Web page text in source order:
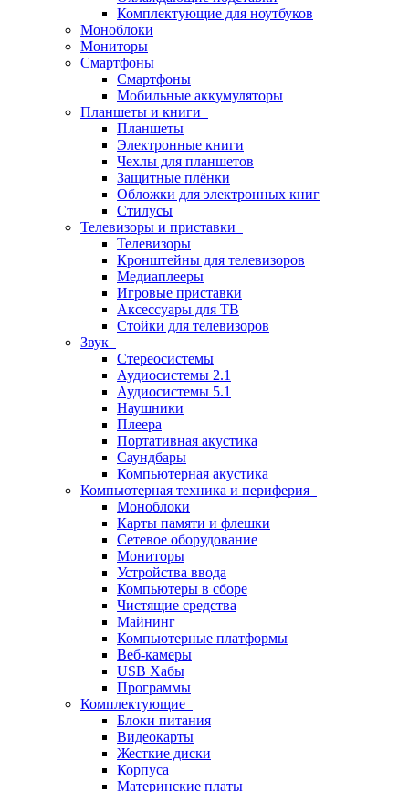
Комплектующие для ноутбуков
Моноблоки
Мониторы
Смартфоны
Смартфоны
Мобильные аккумуляторы
Планшеты и книги
Планшеты
Электронные книги
Чехлы для планшетов
Защитные плёнки
Обложки для электронных книг
Стилусы
Телевизоры и приставки
Телевизоры
Кронштейны для телевизоров
Медиаплееры
Игровые приставки
Аксессуары для ТВ
Стойки для телевизоров
Звук
Стереосистемы
Аудиосистемы 2.1
Аудиосистемы 5.1
Наушники
Плеера
Портативная акустика
Саундбары
Компьютерная акустика
Компьютерная техника и периферия
Моноблоки
Карты памяти и флешки
Сетевое оборудование
Мониторы
Устройства ввода
Компьютеры в сборе
Чистящие средства
Майнинг
Компьютерные платформы
Веб-камеры
USB Хабы
Программы
Комплектующие
Блоки питания
Видеокарты
Жесткие диски
Корпуса
Материнские платы